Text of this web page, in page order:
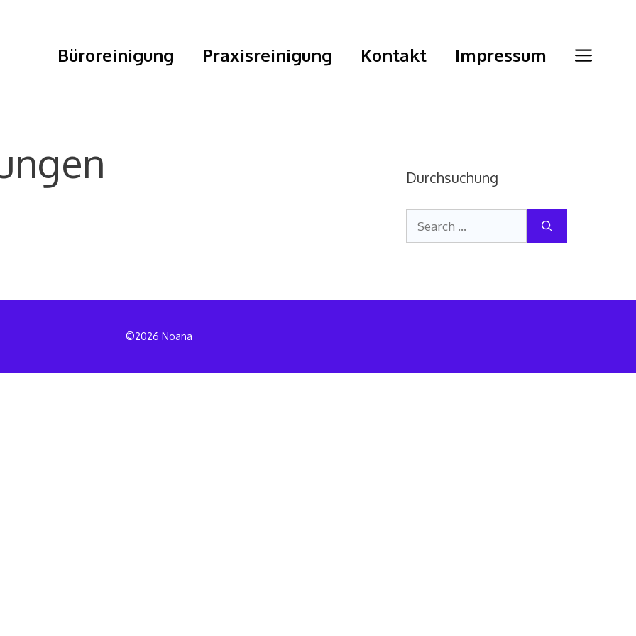
Büroreinigung Praxisreinigung Kontakt Impressum
Durchsuchung
Search
for:
©2026 Noana